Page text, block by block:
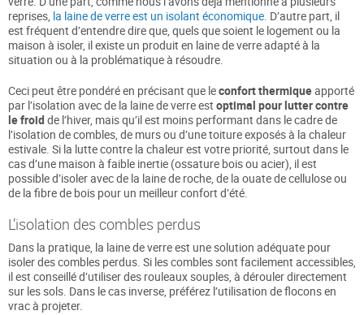
reprises, la laine de verre est un isolant économique. D’autre part, il
est fréquent d’entendre dire que, quels que soient le logement ou la
maison à isoler, il existe un produit en laine de verre adapté à la
situation ou à la problématique à résoudre.
Ceci peut être pondéré en précisant que leconfort thermiqueapporté
par l’isolation avec de la laine de verre est optimal pour lutter contre
le froid de l’hiver, mais qu’il est moins performant dans le cadre de
l’isolation de combles, de murs ou d’une toiture exposés à la chaleur
estivale. Si la lutte contre la chaleur est votre priorité, surtout dans le
cas d’une maison à faible inertie (ossature bois ou acier), il est
possible d’isoler avec de la laine de roche, de la ouate de cellulose ou
de la fibre de bois pour un meilleur confort d’été.
L’isolation des combles perdus
Dans la pratique, la laine de verre est une solution adéquate pour
isoler des combles perdus. Si les combles sont facilement accessibles,
il est conseillé d’utiliser des rouleaux souples, à dérouler directement
sur les sols. Dans le cas inverse, préférez l’utilisation de flocons en
vrac à projeter.